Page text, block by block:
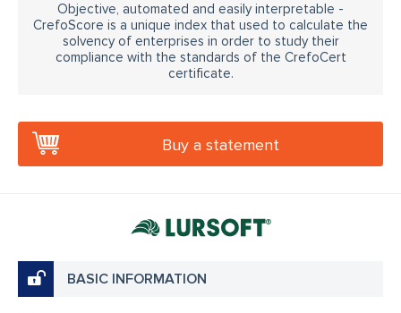
Objective, automated and easily interpretable -
CrefoScore is a unique index that used to calculate the
solvency of enterprises in order to study their
compliance with the standards of the CrefoCert
certificate.
Buy a statement
BASIC INFORMATION